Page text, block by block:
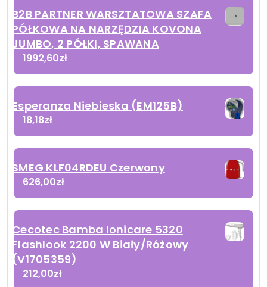
B2B PARTNER WARSZTATOWA SZAFA
PÓŁKOWA NA NARZĘDZIA KOVONA
JUMBO, 2 PÓŁKI, SPAWANA
1992,60zł
Esperanza Niebieska (EM125B)
18,18zł
SMEG KLF04RDEU Czerwony
626,00zł
Cecotec Bamba Ionicare 5320
Flashlook 2200 W Biały/Różowy
(V1705359)
212,00zł